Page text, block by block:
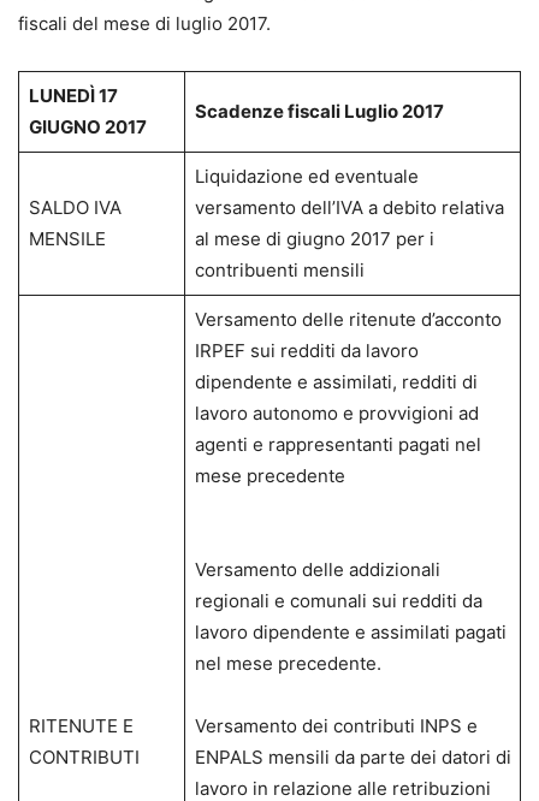
fiscali del mese di luglio 2017.
LUNEDÌ 17
GIUGNO 2017
Scadenze fiscali Luglio 2017
SALDO IVA
MENSILE
Liquidazione ed eventuale
versamento dell’IVA a debito relativa
al mese di giugno 2017 per i
contribuenti mensili
RITENUTE E
CONTRIBUTI
Versamento delle ritenute d’acconto
IRPEF sui redditi da lavoro
dipendente e assimilati, redditi di
lavoro autonomo e provvigioni ad
agenti e rappresentanti pagati nel
mese precedente
Versamento delle addizionali
regionali e comunali sui redditi da
lavoro dipendente e assimilati pagati
nel mese precedente.
Versamento dei contributi INPS e
ENPALS mensili da parte dei datori di
lavoro in relazione alle retribuzioni